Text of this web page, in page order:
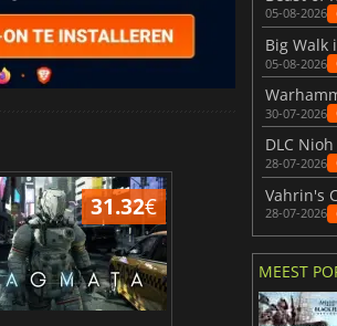
31.32€
05-08-2026
05-08-2026
30-07-2026
DLC
28-07-2026
28-07-2026
MEEST